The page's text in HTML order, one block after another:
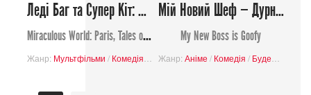
Леді Баг та Супер Кіт: Париж, Пригоди Тіньобаґ і Кігтя Нуара
Miraculous World: Paris, Tales of Shadybug and Claw Noir
Жанр: Мультфільми / Комедія Музичний/Пригоди
Мій Новий Шеф — Дурник
My New Boss is Goofy
Жанр: Аніме / Комедія / Буденність